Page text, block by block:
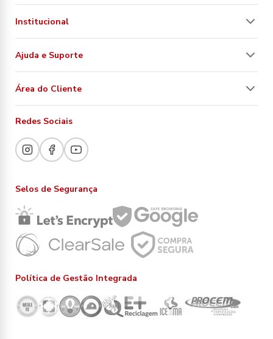
Institucional
Ajuda e Suporte
Área do Cliente
Redes Sociais
Selos de Segurança
Política de Gestão Integrada